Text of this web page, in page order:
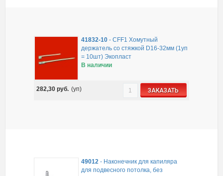
41832-10 -CFF1 Хомутный
держатель со стяжкой D16-32мм (1уп
= 10шт) Экопласт
В наличии
282,30руб. (уп) ЗАКАЗАТЬ
49012 - Наконечник для капиляра
для подвесного потолка, без